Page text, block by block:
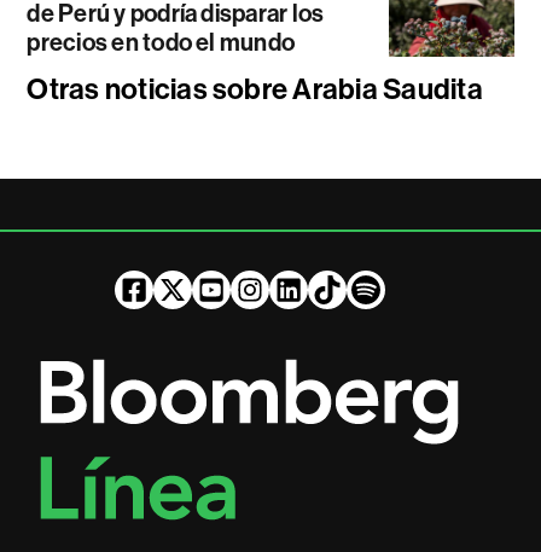
de Perú y podría disparar los
precios en todo el mundo
Otras noticias sobre Arabia Saudita